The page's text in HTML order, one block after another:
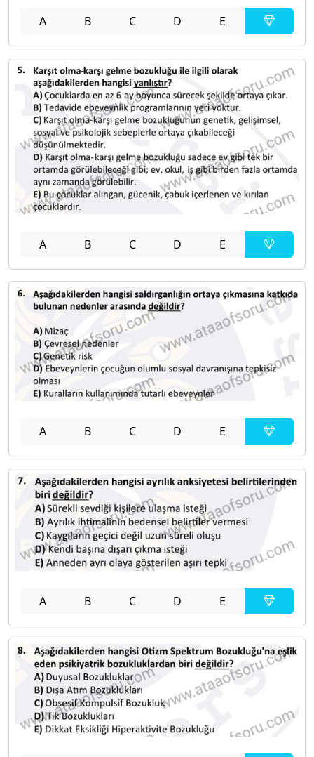
A B C D E
A B C D E
A B C D E
A B C D E